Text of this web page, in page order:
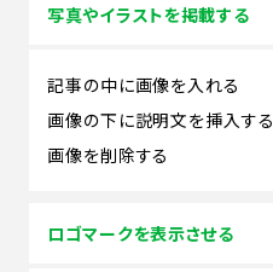
写真やイラストを掲載する
記事の中に画像を入れる
画像の下に説明文を挿入する
画像を削除する
ロゴマークを表示させる